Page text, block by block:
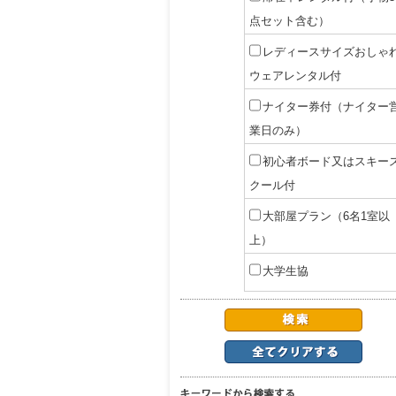
点セット含む）
レディースサイズおしゃ
ウェアレンタル付
ナイター券付（ナイター
業日のみ）
初心者ボード又はスキー
クール付
大部屋プラン（6名1室以
上）
大学生協